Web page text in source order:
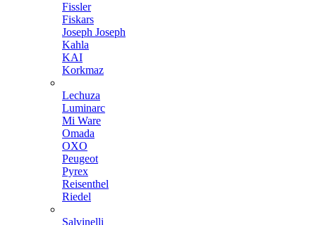
Fissler
Fiskars
Joseph Joseph
Kahla
KAI
Korkmaz
Lechuza
Luminarc
Mi Ware
Omada
OXO
Peugeot
Pyrex
Reisenthel
Riedel
Salvinelli